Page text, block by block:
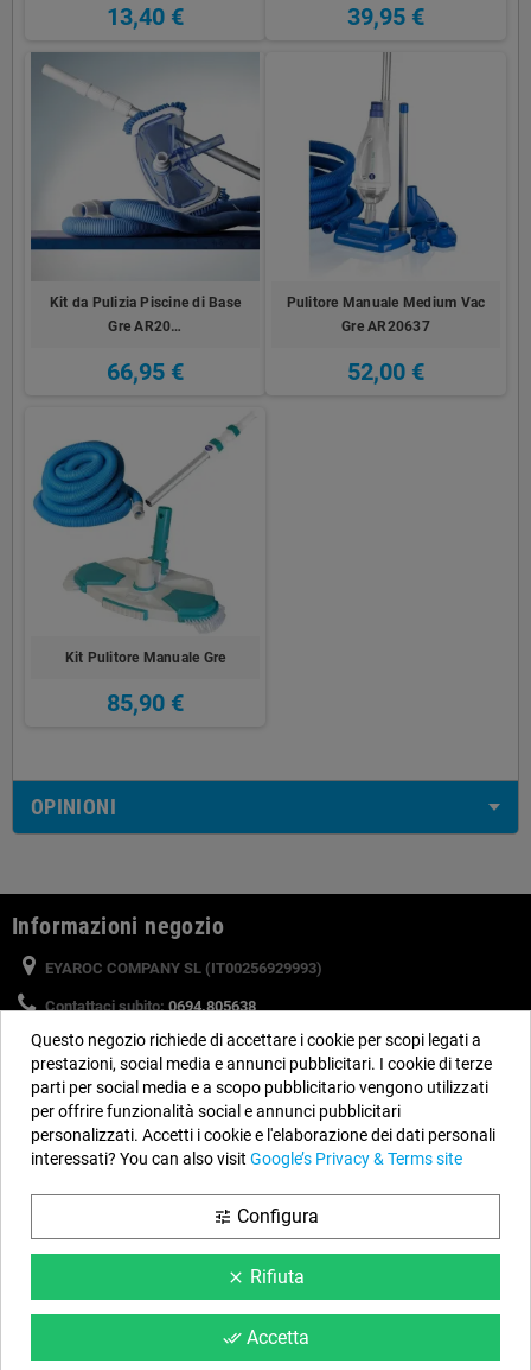
13,40 € 39,95 €
Kit da Pulizia Piscine di Base
Gre AR20…
66,95 €
Pulitore Manuale Medium Vac
Gre AR20637
52,00 €
Kit Pulitore Manuale Gre
85,90 €
OPINIONI
Informazioni negozio
EYAROC COMPANY SL (IT00256929993)
Contattaci subito: 0694.805638
Orario:Dal lunedì al venerdì, dalle 9 alle 14 e dalle 15 alle 18
Email:info@piscinefuori-terra.com
Seguici
Questo negozio richiede di accettare i cookie per scopi legati a
prestazioni, social media e annunci pubblicitari. I cookie di terze
parti per social media e a scopo pubblicitario vengono utilizzati
per offrire funzionalità social e annunci pubblicitari
personalizzati. Accetti i cookie e l'elaborazione dei dati personali
interessati? You can also visit Google’s Privacy & Terms site
tune Configura
clear Rifiuta
done_all Accetta